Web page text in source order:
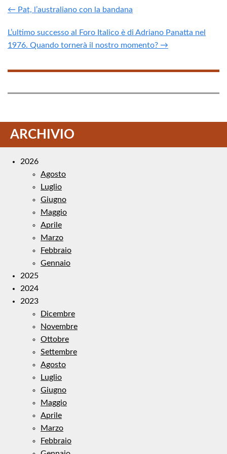
← Pat, l’australiano con la bandana
L’ultimo successo al Foro Italico è di Adriano Panatta nel
1976. Quando tornerà il nostro momento? →
ARCHIVIO
2026
Agosto
Luglio
Giugno
Maggio
Aprile
Marzo
Febbraio
Gennaio
2025
2024
2023
Dicembre
Novembre
Ottobre
Settembre
Agosto
Luglio
Giugno
Maggio
Aprile
Marzo
Febbraio